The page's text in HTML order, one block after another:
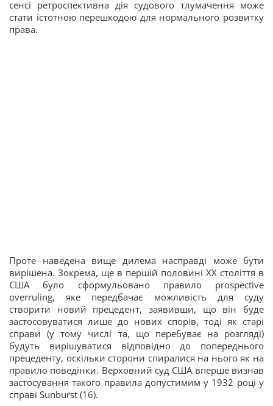
сенсі ретроспективна дія судового тлумачення може
стати істотною перешкодою для нормального розвитку
права.
Проте наведена вище дилема насправді може бути
вирішена. Зокрема, ще в першій половині ХХ століття в
США було сформульовано правило prospective
overruling, яке передбачає можливість для суду
створити новий прецедент, заявивши, що він буде
застосовуватися лише до нових спорів, тоді як старі
справи (у тому числі та, що перебуває на розгляді)
будуть вирішуватися відповідно до попереднього
прецеденту, оскільки сторони спиралися на нього як на
правило поведінки. Верховний суд США вперше визнав
застосування такого правила допустимим у 1932 році у
справі Sunburst (16).